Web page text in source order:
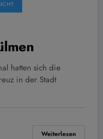
hatten sich die
in der Stadt
Weiterlesen